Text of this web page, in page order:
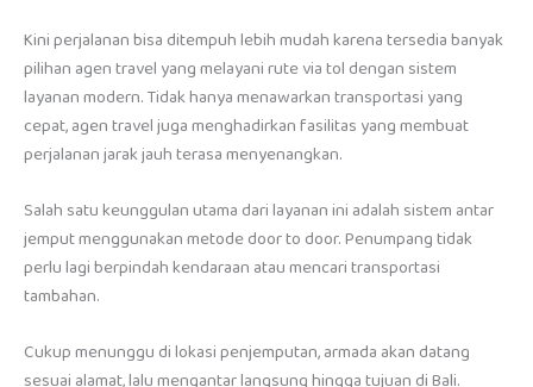
Kini perjalanan bisa ditempuh lebih mudah karena tersedia banyak
pilihan agen travel yang melayani rute via tol dengan sistem
layanan modern. Tidak hanya menawarkan transportasi yang
cepat, agen travel juga menghadirkan fasilitas yang membuat
perjalanan jarak jauh terasa menyenangkan.
Salah satu keunggulan utama dari layanan ini adalah sistem antar
jemput menggunakan metode door to door. Penumpang tidak
perlu lagi berpindah kendaraan atau mencari transportasi
tambahan.
Cukup menunggu di lokasi penjemputan, armada akan datang